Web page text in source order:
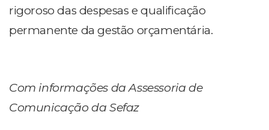
rigoroso das despesas e qualificação
permanente da gestão orçamentária.
Com informações da Assessoria de
Comunicação da Sefaz